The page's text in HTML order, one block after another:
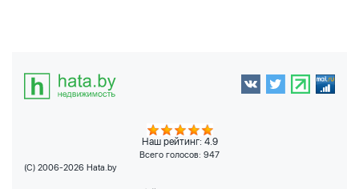
Наш рейтинг: 4.9
Всего голосов: 947
(C) 2006-2026 Hata.by